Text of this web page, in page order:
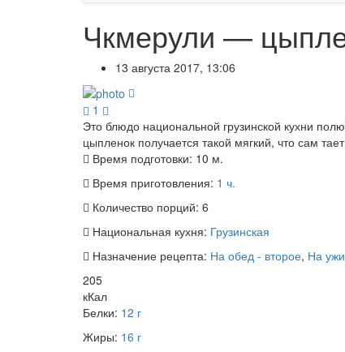
Чкмерули —
13 августа 2017, 13:06
1
Это блюдо национальной грузинской кухни
цыпленок получается такой мягкий, что сам
Время подготовки: 10 м.
Время приготовления: 1 ч.
Количество порций: 6
Национальная кухня: Грузинская
Назначение рецепта: На обед - второе, На
205
кКал
Белки: 12 г
Жиры: 16 г